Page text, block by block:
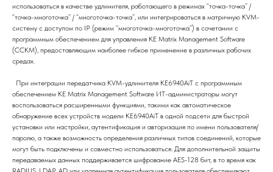
использоваться в качестве удлинителя, работающего в режимах “точка-точка” /
“точка-многоточка” / “многоточка-точка”, или интегрироваться в матричную KVM-
систему с доступом по IP (режим “многоточка-многоточка”) в сочетании с
программным обеспечением для управления KE Matrix Management Software
(CCKM), предоставляющим наиболее гибкое применение в различных рабочих
средах.
При интеграции передатчика KVM-удлинителя KE6940AiT с программным
обеспечением KE Matrix Management Software ИТ-администраторы могут
воспользоваться расширенными функциями, такими как автоматическое
обнаружение всех устройств модели KE6940AiT в одной подсети для быстрой
установки или настройки, аутентификация и авторизация по имени пользователя/
паролю, а также возможность определения различных типов соединений, которые
могут быть подключены и совместно использоваться. Для дополнительной защиты
передаваемых данных поддерживается шифрование AES-128 бит, в то время как